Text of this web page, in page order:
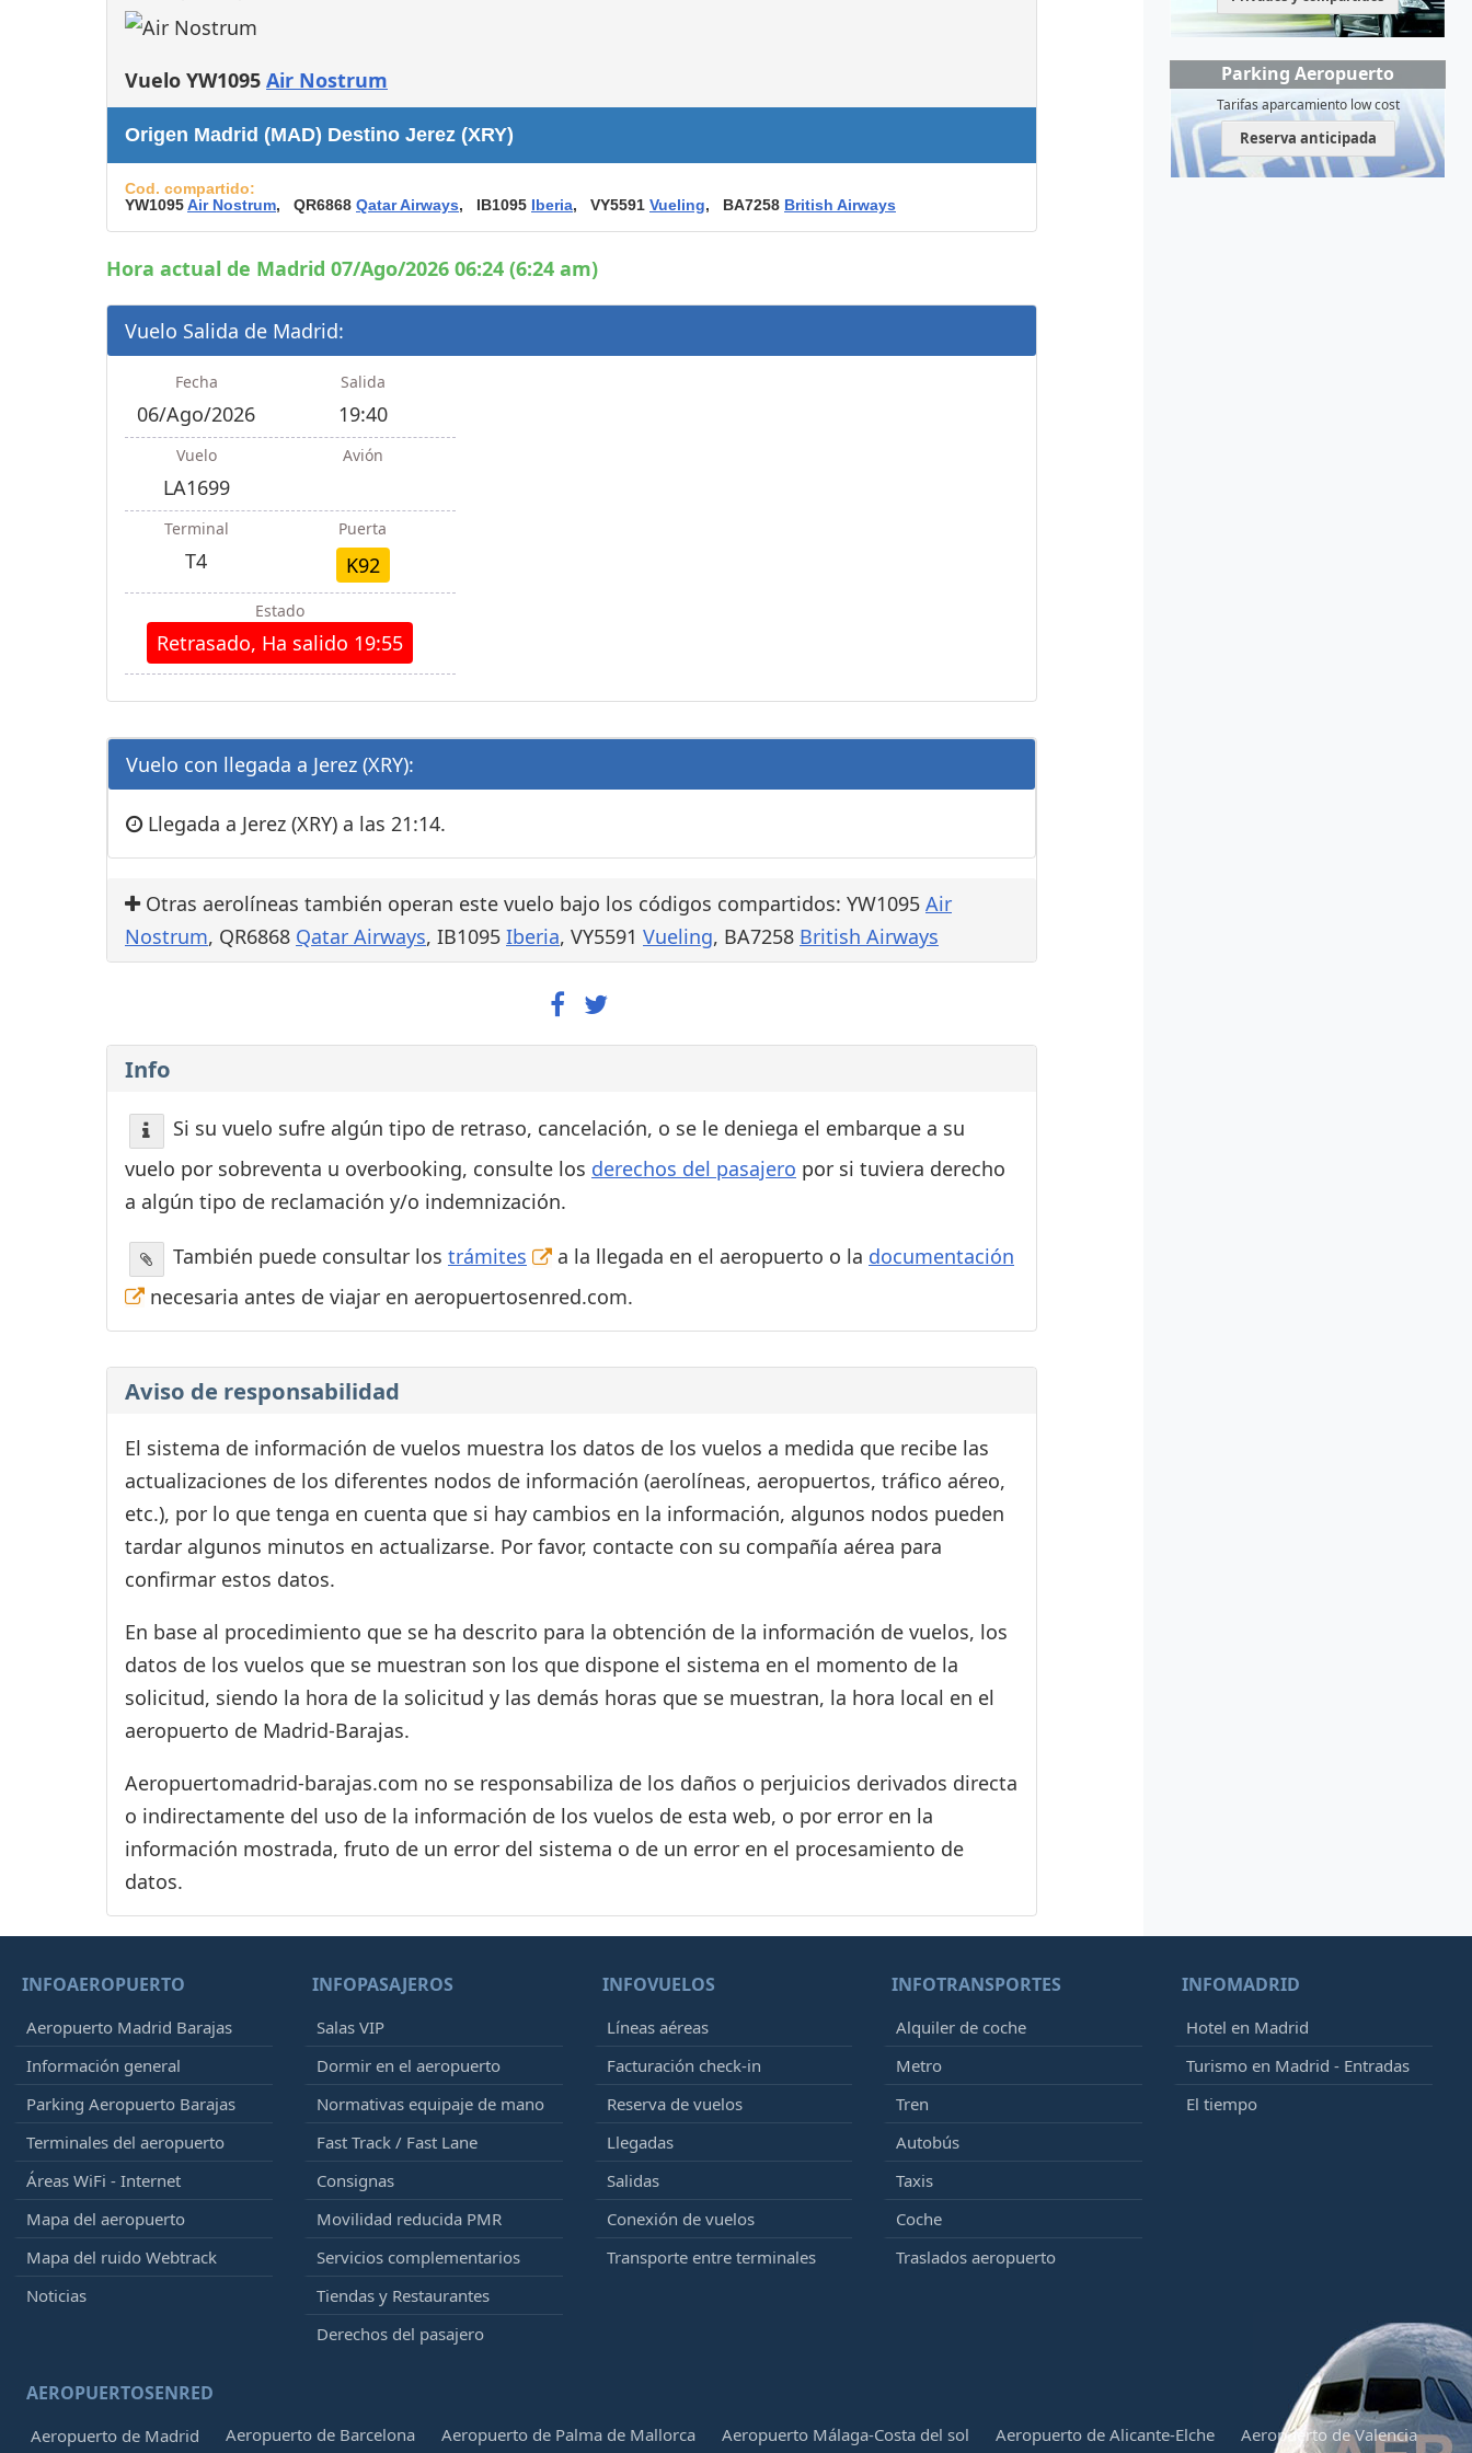
Vuelo YW1095 Air Nostrum
Origen Madrid (MAD) Destino Jerez (XRY)
Cod. compartido:
YW1095Air Nostrum, QR6868 Qatar Airways, IB1095 Iberia, VY5591 Vueling, BA7258 British Airways
Hora actual de Madrid 07/Ago/2026 06:24 (6:24 am)
Vuelo Salida de Madrid:
Fecha
06/Ago/2026
Salida
19:40
Vuelo
LA1699
Avión
Terminal
T4
Puerta
K92
Estado
Retrasado, Ha salido 19:55
Vuelo con llegada a Jerez (XRY):
Llegada a Jerez (XRY) a las 21:14.
Otras aerolíneas también operan este vuelo bajo los códigos compartidos: YW1095 Air
Nostrum, QR6868 Qatar Airways, IB1095 Iberia, VY5591 Vueling, BA7258 British Airways
Info
Si su vuelo sufre algún tipo de retraso, cancelación, o se le deniega el embarque a su
vuelo por sobreventa u overbooking, consulte los derechos del pasajero por si tuviera derecho
a algún tipo de reclamación y/o indemnización.
También puede consultar los trámites a la llegada en el aeropuerto o la documentación
necesaria antes de viajar en aeropuertosenred.com.
Aviso de responsabilidad
El sistema de información de vuelos muestra los datos de los vuelos a medida que recibe las
actualizaciones de los diferentes nodos de información (aerolíneas, aeropuertos, tráfico aéreo,
etc.), por lo que tenga en cuenta que si hay cambios en la información, algunos nodos pueden
tardar algunos minutos en actualizarse. Por favor, contacte con su compañía aérea para
confirmar estos datos.
En base al procedimiento que se ha descrito para la obtención de la información de vuelos, los
datos de los vuelos que se muestran son los que dispone el sistema en el momento de la
solicitud, siendo la hora de la solicitud y las demás horas que se muestran, la hora local en el
aeropuerto de Madrid-Barajas.
Aeropuertomadrid-barajas.com no se responsabiliza de los daños o perjuicios derivados directa
o indirectamente del uso de la información de los vuelos de esta web, o por error en la
información mostrada, fruto de un error del sistema o de un error en el procesamiento de
datos.
Parking Aeropuerto
Tarifas aparcamiento low cost
Reserva anticipada
INFOAEROPUERTO
Aeropuerto Madrid Barajas
Información general
Parking Aeropuerto Barajas
Terminales del aeropuerto
Áreas WiFi - Internet
Mapa del aeropuerto
Mapa del ruido Webtrack
Noticias
INFOPASAJEROS
Salas VIP
Dormir en el aeropuerto
Normativas equipaje de mano
Fast Track / Fast Lane
Consignas
Movilidad reducida PMR
Servicios complementarios
Tiendas y Restaurantes
Derechos del pasajero
INFOVUELOS
Líneas aéreas
Facturación check-in
Reserva de vuelos
Llegadas
Salidas
Conexión de vuelos
Transporte entre terminales
INFOTRANSPORTES
Alquiler de coche
Metro
Tren
Autobús
Taxis
Coche
Traslados aeropuerto
INFOMADRID
Hotel en Madrid
Turismo en Madrid - Entradas
El tiempo
AEROPUERTOSENRED
Aeropuerto de Madrid Aeropuerto de Barcelona Aeropuerto de Palma de Mallorca Aeropuerto Málaga-Costa del sol Aeropuerto de Alicante-Elche Aeropuerto de Valencia
Tiendas y Restaurantes